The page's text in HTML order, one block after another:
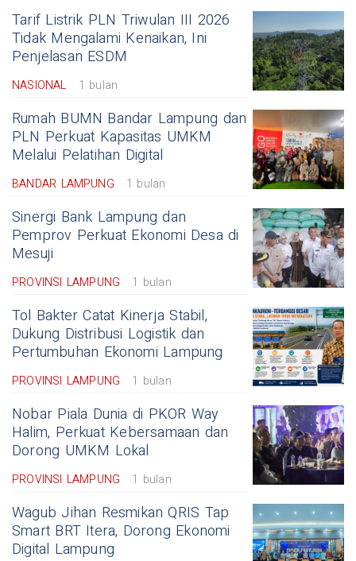
Tarif Listrik PLN Triwulan III 2026
Tidak Mengalami Kenaikan, Ini
Penjelasan ESDM
NASIONAL 1 bulan
Rumah BUMN Bandar Lampung dan
PLN Perkuat Kapasitas UMKM
Melalui Pelatihan Digital
BANDAR LAMPUNG 1 bulan
Sinergi Bank Lampung dan
Pemprov Perkuat Ekonomi Desa di
Mesuji
PROVINSI LAMPUNG 1 bulan
Tol Bakter Catat Kinerja Stabil,
Dukung Distribusi Logistik dan
Pertumbuhan Ekonomi Lampung
PROVINSI LAMPUNG 1 bulan
Nobar Piala Dunia di PKOR Way
Halim, Perkuat Kebersamaan dan
Dorong UMKM Lokal
PROVINSI LAMPUNG 1 bulan
Wagub Jihan Resmikan QRIS Tap
Smart BRT Itera, Dorong Ekonomi
Digital Lampung